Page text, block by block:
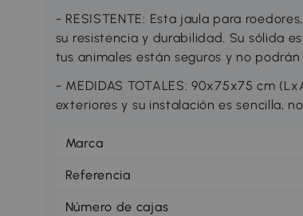
- RESISTENTE: Esta jaula para
su resistencia y durabilidad. Su sólida
tus animales están seguros y no
- MEDIDAS TOTALES: 90x75x75 cm
exteriores y su instalación es sencilla,
Marca
Referencia
Número de cajas